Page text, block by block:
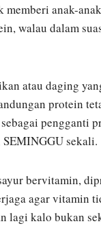
anak-
walau dalam
atau daging
protein
pengganti
sekali.
bervitamin,
agar vitamin
lagi kalo bukan